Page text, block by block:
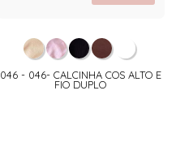
046 - 046- CALCINHA COS ALTO E
FIO DUPLO